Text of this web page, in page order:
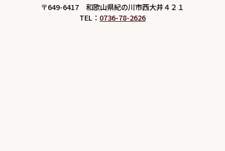
〒649-6417 和歌山県紀の川市西大井４２１
TEL： 0736-78-2626